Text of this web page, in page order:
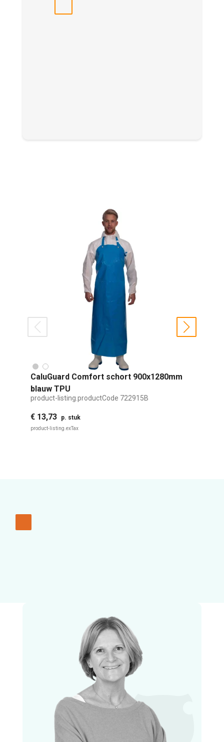
CaluGuard Comfort schort 900x1280mm
blauw TPU
product-listing.productCode 722915B
€ 13,73 p. stuk
product-listing.exTax
prev next